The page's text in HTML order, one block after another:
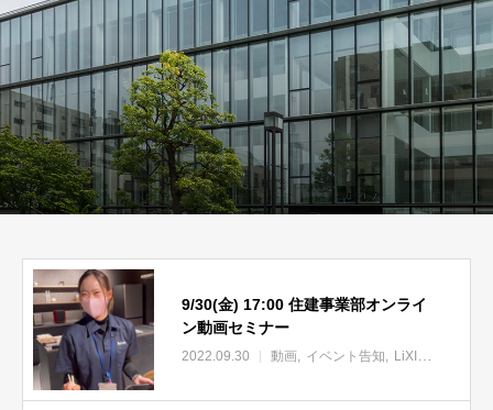
9/30(金) 17:00 住建事業部オンライ
ン動画セミナー
2022.09.30 動画 イベント告知 LiXIL